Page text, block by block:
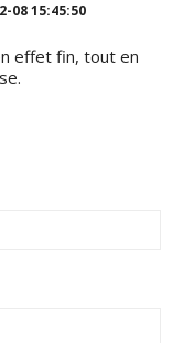
08 15:45:50
effet fin, tout en